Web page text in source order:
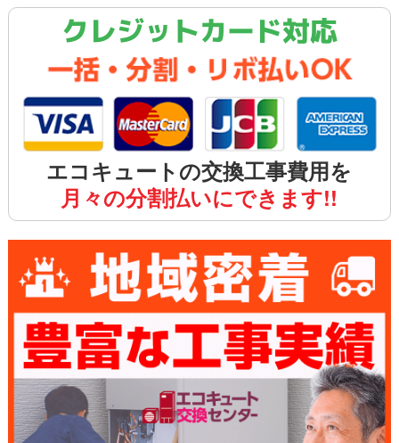
クレジットカード対応
エコキュートの交換工事費用を
月々の分割払いにできます!!